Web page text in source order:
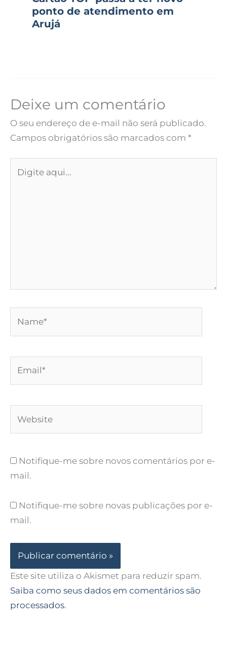
ponto de atendimento em
Arujá
Deixe um comentário
O seu endereço de e-mail não será publicado.
Campos obrigatórios são marcados com *
aqui...
Notifique-me sobre novos comentários por e-
mail.
Notifique-me sobre novas publicações por e-
mail.
Este site utiliza o Akismet para reduzir spam.
Saiba como seus dados em comentários são
processados.